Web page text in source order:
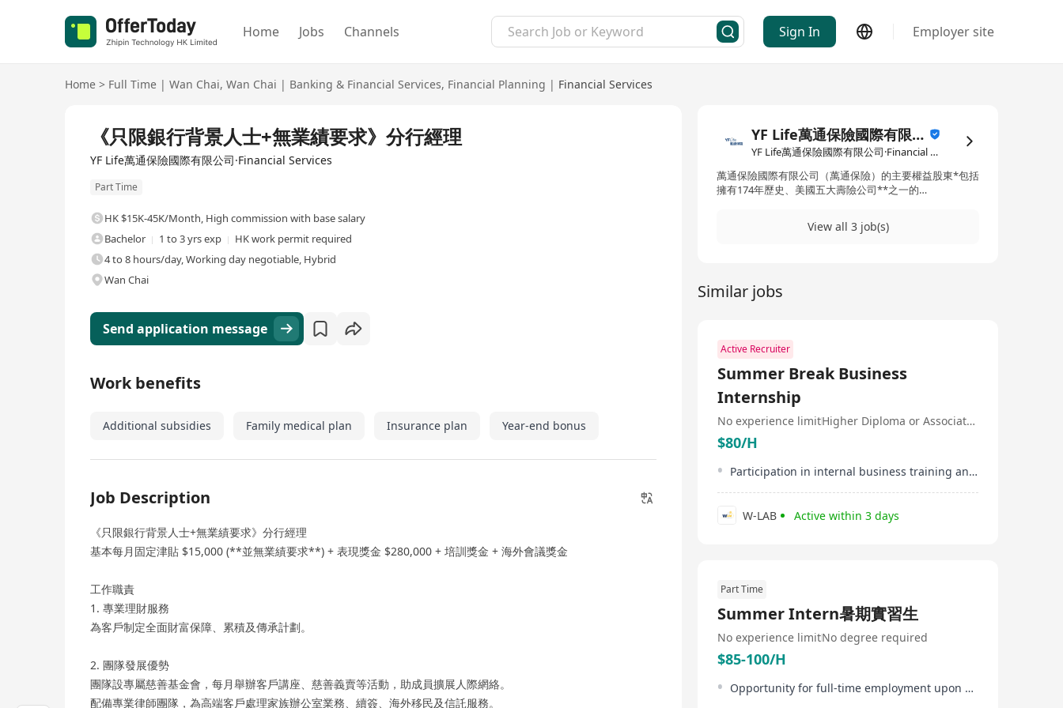
Home Jobs Channels Sign In Employer site
Home > Full Time | Wan Chai, Wan Chai | Banking & Financial Services, Financial Planning | Financial Services
《只限銀行背景人士+無業績要求》分行經理
YF Life萬通保險國際有限公司·Financial Services
Part Time
HK $15K-45K/Month, High commission with base salary
Bachelor
1 to 3 yrs exp
HK work permit required
4 to 8 hours/day, Working day negotiable, Hybrid
Wan Chai
Send application message
Work benefits
Additional subsidies Family medical plan Insurance plan Year-end bonus
Job Description
《只限銀行背景人士+無業績要求》分行經理
基本每月固定津貼 $15,000 (**並無業績要求**) + 表現獎金 $280,000 + 培訓獎金 + 海外會議獎金
工作職責
1. 專業理財服務
為客戶制定全面財富保障、累積及傳承計劃。
2. 團隊發展優勢
團隊設專屬慈善基金會，每月舉辦客戶講座、慈善義賣等活動，助成員擴展人際網絡。
配備專業律師團隊，為高端客戶處理家族辦公室業務、續簽、海外移民及信託服務。
YF Life萬通保險國際有限公司
YF Life萬通保險國際有限公司·Financial Services
萬通保險國際有限公司（萬通保險）的主要權益股東*包括
擁有174年歷史、美國五大壽險公司**之一的
Barings（霸菱）為長久戰略合作夥伴，憑藉獨佔鰲頭的環
系。其與美國萬通旗下頂級環球資產管理公司——霸菱保
持長期戰略合作，築起穩健增長的財富底倉；同時，配合
益，為保險資產打開世界級投資版圖，構建值得信賴的財
View all 3 job(s)
Similar jobs
Active Recruiter
Summer Break Business
Internship
No experience limit Higher Diploma or Associate Degree
$80/H
Participation in internal business training and workshops
W-LAB Active within 3 days
Part Time
Summer Intern暑期實習生
No experience limitNo degree required
$85-100/H
Opportunity for full-time employment upon successful internship performance